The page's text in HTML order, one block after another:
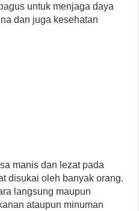
untuk menjaga daya
dan juga kesehatan
manis dan lezat pada
disukai oleh banyak orang.
langsung maupun
ataupun minuman